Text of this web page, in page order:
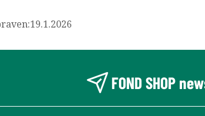
19.1.2026
FOND SHOP